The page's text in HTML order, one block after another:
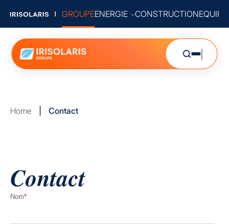
GROUPEENERGIE CONSTRUCTION
Home Contact
Contact